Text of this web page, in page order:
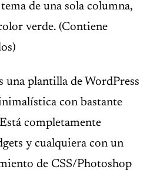
de una sola columna,
verde. (Contiene
una plantilla de WordPress
con bastante
completamente
y cualquiera con un
de CSS/Photoshop